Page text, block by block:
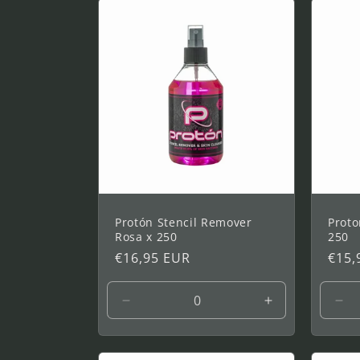
de
Protón Stencil Remover
Rosa x 250
Prix
habituel
€16,95 EUR
la
quantité
Augmenter
la
quantité
250
Prix
la